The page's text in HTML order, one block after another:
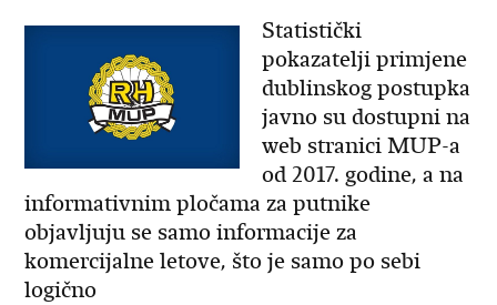
Statistički
pokazatelji primjene
dublinskog postupka
javno su dostupni na
web stranici MUP-a
od 2017. godine, a na
informativnim pločama za putnike
objavljuju se samo informacije za
komercijalne letove, što je samo po sebi
logično